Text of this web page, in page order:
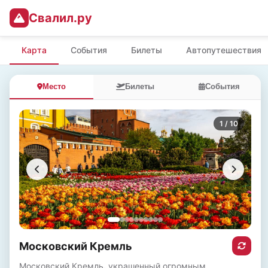
Свалил.ру
Карта События Билеты Автопутешествия
Место Билеты События
1 / 10
Московский Кремль
Московский Кремль, украшенный огромным